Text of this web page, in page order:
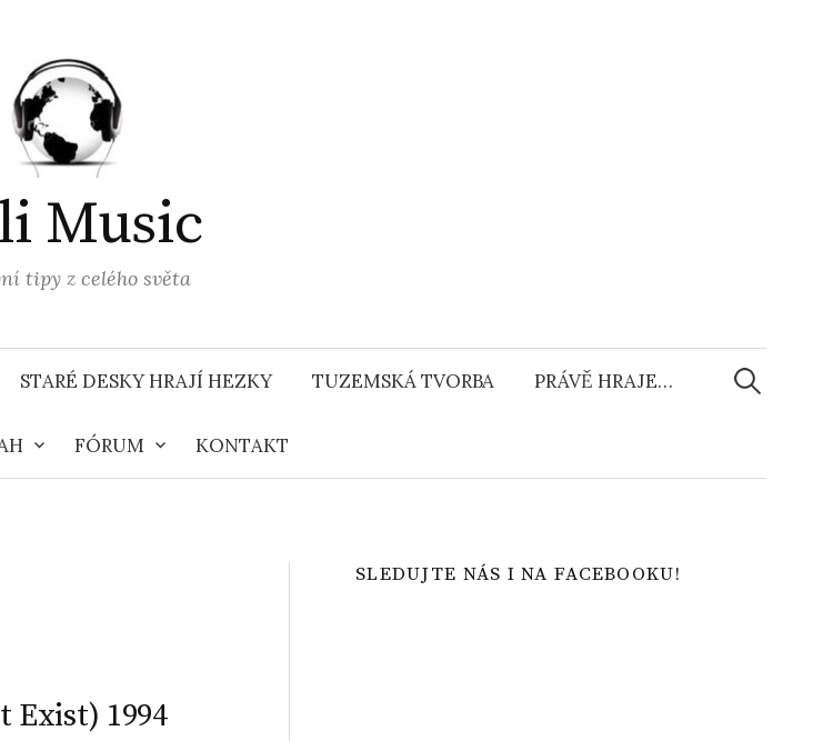
Music
tipy z celého světa
STARÉ DESKY HRAJÍ HEZKY TUZEMSKÁ TVORBA PRÁVĚ HRAJE…
FÓRUM KONTAKT
Exist) 1994
SLEDUJTE NÁS I NA FACEBOOKU!